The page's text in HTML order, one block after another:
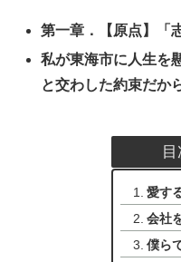
第一章．【原点】「
私が東海市に人生を
と交わした約束だか
愛す
会社
僕ら